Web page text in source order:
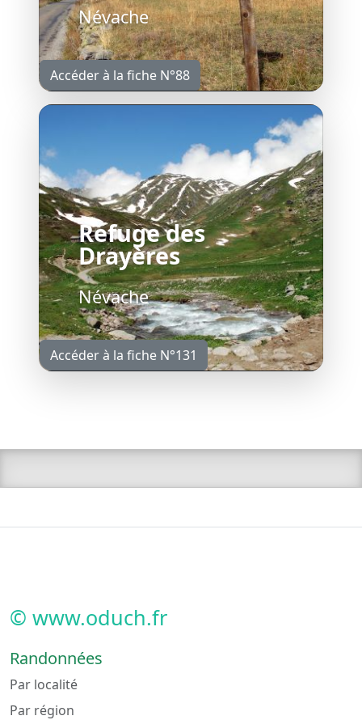
Névache
Accéder à la fiche N°88
Refuge des
Drayères
Névache
Accéder à la fiche N°131
© www.oduch.fr
Randonnées
Par localité
Par région